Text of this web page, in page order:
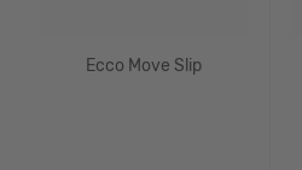
Ecco Move Slip